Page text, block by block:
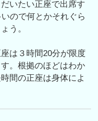
いたい正座で出席す
ので何とかそれぐら
う。
は３時間20分が限度
。根拠のほどはわか
間の正座は身体によ